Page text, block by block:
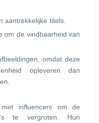
aantrekkelijke titels.
om de vindbaarheid van
omdat deze
opleveren dan
influencers om de
te vergroten. Hun